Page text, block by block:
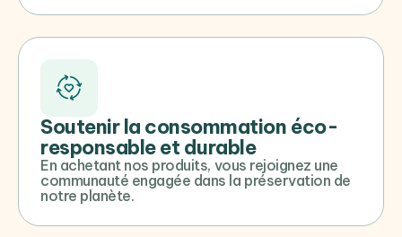
Soutenir la consommation éco-
responsable et durable
En achetant nos produits, vous rejoignez une
communauté engagée dans la préservation de
notre planète.